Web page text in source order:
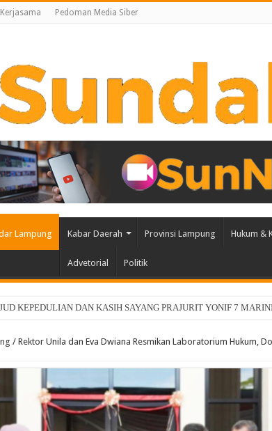
Kerjasama Pedoman Media Siber
Lampung Kabar Daerah Provinsi Lampung Hukum &
Advetorial Politik
Ooredoo Group, Nokia, dan NVIDIA Luncurkan Zankore, Bangun
/ Rektor Unila dan Eva Dwiana Resmikan Laboratorium Hukum,